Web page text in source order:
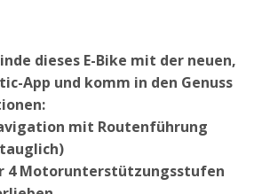
dieses E-Bike mit der neuen,
App und komm in den Genuss
mit Routenführung
4 Motorunterstützungsstufen